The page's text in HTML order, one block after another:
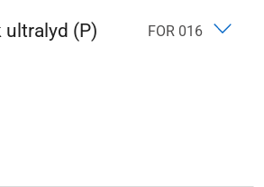
(P) FOR 016